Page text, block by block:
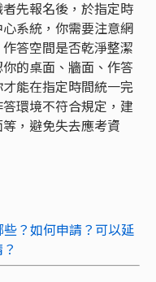
先報名後，於指定時
系統，你需要注意網
答空間是否乾淨整潔
的桌面、牆面、作答
能在指定時間統一完
環境不符合規定，建
，避免失去應考資
？如何申請？可以延